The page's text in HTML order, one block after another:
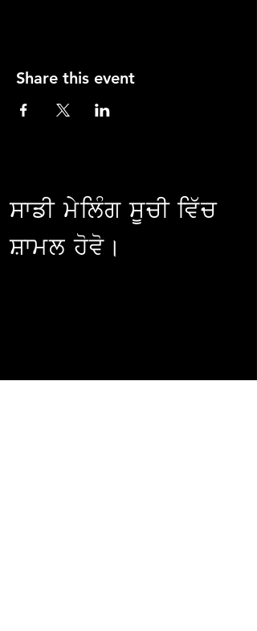
Share this event
ਸਾਡੀ ਮੇਲਿੰਗ ਸੂਚੀ ਵਿੱਚ
ਸ਼ਾਮਲ ਹੋਵੋ।